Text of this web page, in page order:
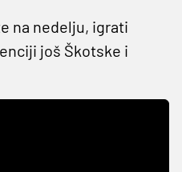
na nedelju, igrati
još Škotske i